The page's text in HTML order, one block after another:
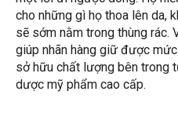
cho những gì họ thoa lên da,
sẽ sớm nằm trong thùng rác.
giúp nhãn hàng giữ được
sở hữu chất lượng bên trong
dược mỹ phẩm cao cấp.